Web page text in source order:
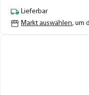
Lieferbar
Markt auswählen, um